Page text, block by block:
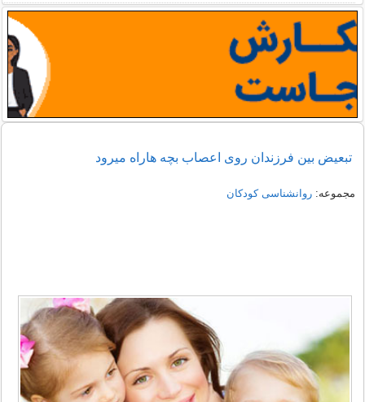
تبعیض بین فرزندان روی اعصاب بچه هاراه میرود
مجموعه:روانشناسی کودکان